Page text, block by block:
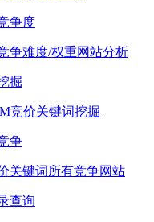
争度
争难度/权重网站分析
掘
竞价关键词挖掘
争
关键词所有竞争网站
查询